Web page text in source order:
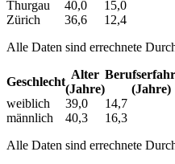
Thurgau
40,0 15,0
Zürich
36,6 12,4
Alle Daten sind errechnete
Geschlecht
Alter
(Jahre)
(Jahre)
weiblich
39,0 14,7
männlich
40,3 16,3
Alle Daten sind errechnete